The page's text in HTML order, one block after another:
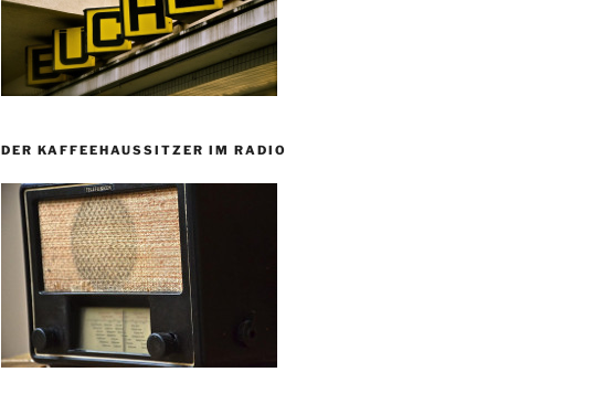
DER KAFFEEHAUSSITZER IM RADIO